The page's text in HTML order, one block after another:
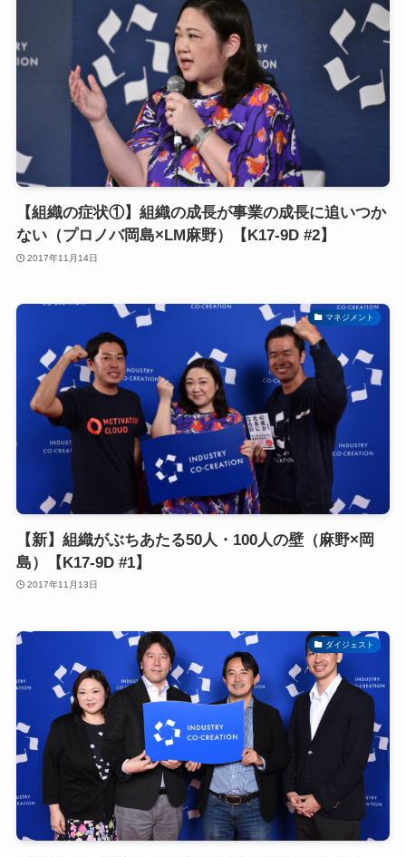
【組織の症状①】組織の成長が事業の成長に追いつか
ない（プロノバ岡島×LM麻野）【K17-9D #2】
2017年11月14日
マネジメント
【新】組織がぶちあたる50人・100人の壁（麻野×岡
島）【K17-9D #1】
2017年11月13日
ダイジェスト